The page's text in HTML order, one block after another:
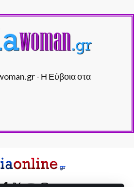
- Η Εύβοια στα